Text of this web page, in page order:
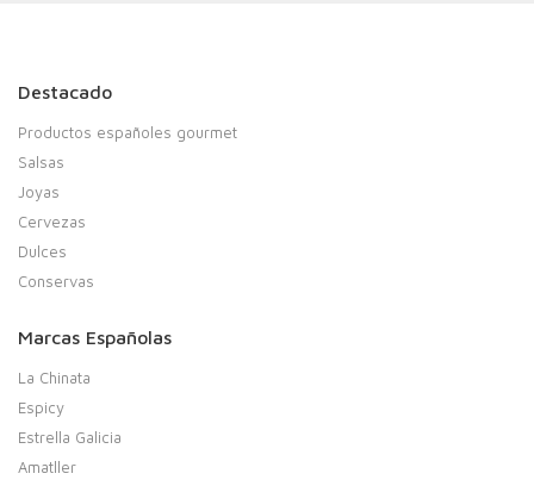
Destacado
Productos españoles gourmet
Salsas
Joyas
Cervezas
Dulces
Conservas
Marcas Españolas
La Chinata
Espicy
Estrella Galicia
Amatller